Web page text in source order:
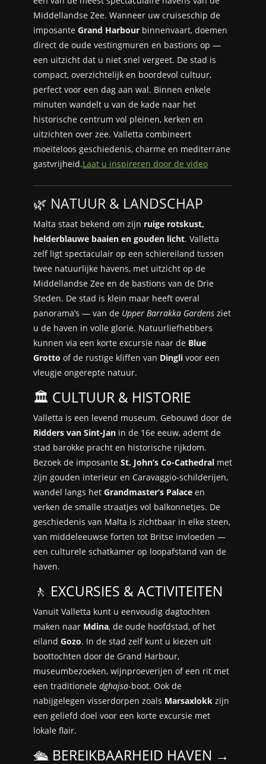
Middellandse Zee. Wanneer uw cruiseschip de
imposante Grand Harbour binnenvaart, doemen
direct de oude vestingmuren en bastions op —
een uitzicht dat u niet snel vergeet. De stad is
compact, overzichtelijk en boordevol cultuur,
perfect voor een dag aan wal. Binnen enkele
minuten wandelt u van de kade naar het
historische centrum vol pleinen, kerken en
uitzichten over zee. Valletta combineert
moeiteloos geschiedenis, charme en mediterrane
gastvrijheid.Laat u inspireren door de video
🌿 NATUUR & LANDSCHAP
Malta staat bekend om zijn ruige rotskust,
helderblauwe baaien en gouden licht. Valletta
zelf ligt spectaculair op een schiereiland tussen
twee natuurlijke havens, met uitzicht op de
Middellandse Zee en de bastions van de Drie
Steden. De stad is klein maar heeft overal
panorama’s — van de Upper Barrakka Gardens ziet
u de haven in volle glorie. Natuurliefhebbers
kunnen via een korte excursie naar de Blue
Grotto of de rustige kliffen van Dingli voor een
vleugje ongerepte natuur.
🏛️ CULTUUR & HISTORIE
Valletta is een levend museum. Gebouwd door de
Ridders van Sint-Jan in de 16e eeuw, ademt de
stad barokke pracht en historische rijkdom.
Bezoek de imposante St. John’s Co-Cathedral met
zijn gouden interieur en Caravaggio-schilderijen,
wandel langs het Grandmaster’s Palace en
verken de smalle straatjes vol balkonnetjes. De
geschiedenis van Malta is zichtbaar in elke steen,
van middeleeuwse forten tot Britse invloeden —
een culturele schatkamer op loopafstand van de
haven.
🚶 EXCURSIES & ACTIVITEITEN
Vanuit Valletta kunt u eenvoudig dagtochten
maken naar Mdina, de oude hoofdstad, of het
eiland Gozo. In de stad zelf kunt u kiezen uit
boottochten door de Grand Harbour,
museumbezoeken, wijnproeverijen of een rit met
een traditionele dghajsa-boot. Ook de
nabijgelegen visserdorpen zoals Marsaxlokk zijn
een geliefd doel voor een korte excursie met
lokale flair.
🛳️ BEREIKBAARHEID HAVEN →